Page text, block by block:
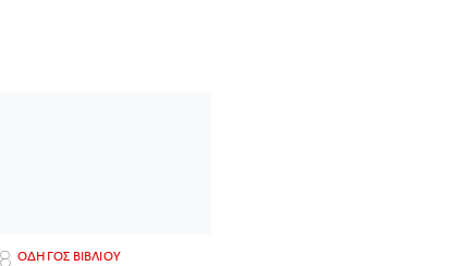
ΟΔΗΓΟΣ ΒΙΒΛΙΟΥ